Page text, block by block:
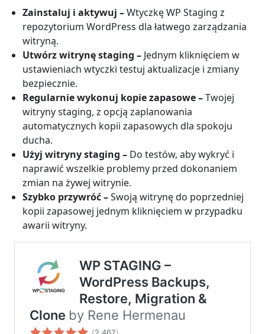
Zainstaluj i aktywuj –Wtyczkę WP Staging z
repozytorium WordPress dla łatwego zarządzania
witryną.
Utwórz witrynę staging – Jednym kliknięciem w
ustawieniach wtyczki testuj aktualizacje i zmiany
bezpiecznie.
Regularnie wykonuj kopie zapasowe–Twojej
witryny staging, z opcją zaplanowania
automatycznych kopii zapasowych dla spokoju
ducha.
Użyj witryny staging – Do testów, aby wykryć i
naprawić wszelkie problemy przed dokonaniem
zmian na żywej witrynie.
Szybko przywróć –Swoją witrynę do poprzedniej
kopii zapasowej jednym kliknięciem w przypadku
awarii witryny.